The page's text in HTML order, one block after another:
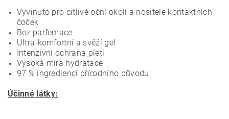
Vyvinuto pro citlivé oční okolí a nositele kontaktních
čoček
Bez parfemace
Ultra-komfortní a svěží gel
Intenzivní ochrana pleti
Vysoká míra hydratace
97 % ingrediencí přírodního původu
Účinné látky: